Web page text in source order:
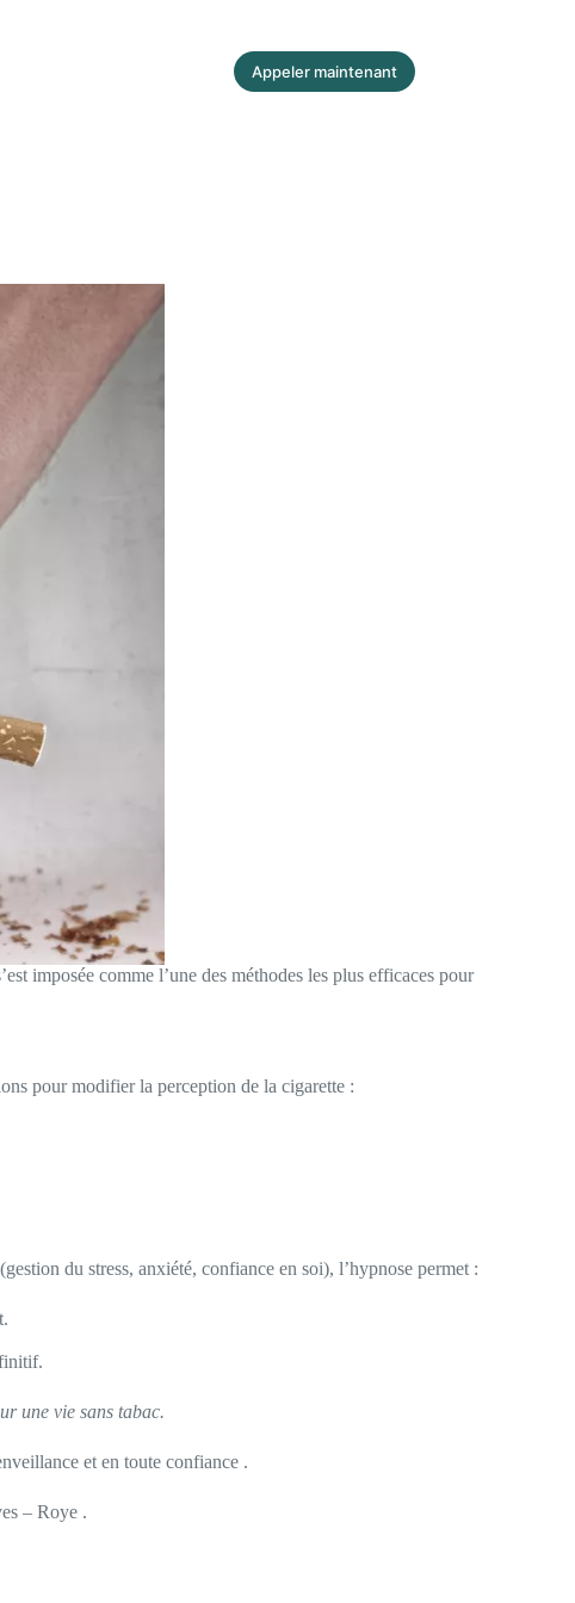
Appeler maintenant
imposée comme l’une des méthodes les plus efficaces pour
pour modifier la perception de la cigarette :
du stress, anxiété, confiance en soi), l’hypnose permet :
une vie sans tabac.
et en toute confiance .
– Roye .